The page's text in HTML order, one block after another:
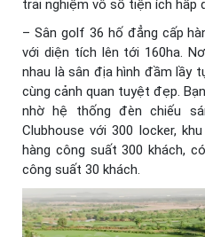
trải nghiệm vô số tiện ích hấp
– Sân golf 36 hố đẳng cấp
với diện tích lên tới 160ha.
nhau là sân địa hình đầm lầy
cùng cảnh quan tuyệt đẹp.
nhờ hệ thống đèn chiếu
Clubhouse với 300 locker,
hàng công suất 300 khách,
công suất 30 khách.